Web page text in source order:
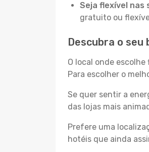
Seja flexível nas
gratuito ou
Descubra o seu
O local onde
Para escolher o
Se quer sentir a
das lojas mais
Prefere uma
hotéis que ainda